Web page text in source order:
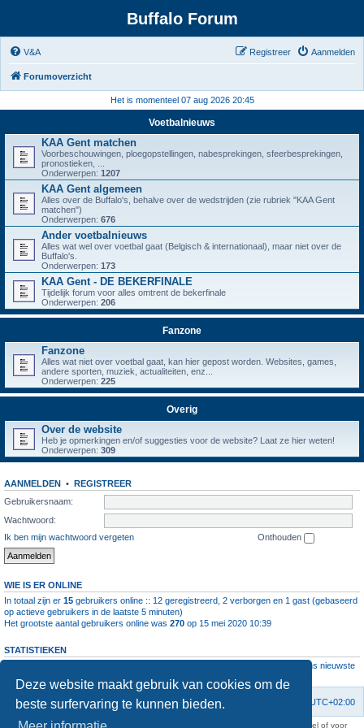
Deze website maakt gebruik van cookies om de
beste surfervaring te kunnen bieden.
Buffalo Forum
V&A Aanmelden
Registreer
Forumoverzicht
Het is momenteel 07 aug 2026 20:45
Voetbalnieuws
KAA Gent matchen
Voorbeschouwingen, ploegopstellingen, nabesprekingen, sfeerbesprekingen,
pronostieken, ...
Onderwerpen: 1207
KAA Gent algemeen
Alles over de Buffalo's, behalve over de wedstrijden (zie rubriek "KAA Gent
matchen")
Onderwerpen: 676
Ander voetbalnieuws
Alles wat wel over voetbal gaat (Belgisch & internationaal), maar niet over de
Buffalo's.
Onderwerpen: 173
KAA Gent - DE BEKERFINALE
Tijdelijk forum voor alles omtrent de bekerfinale
Onderwerpen: 206
Fanzone
Fanzone
Alles wat niet over voetbal gaat, kan hier gepost worden. Websites, games,
andere sporten, muziek, actualiteiten, enz...
Onderwerpen: 225
Overig
Over de website
Heb je opmerkingen en/of suggesties voor de website? Laat ze hier weten!
Onderwerpen: 309
AANMELDEN • REGISTREER
Gebruikersnaam:
Wachtwoord:
Ik ben mijn wachtwoord vergeten
Onthouden
WIE IS ER ONLINE
In totaal zijn er 15 gebruikers online :: 12 geregistreerd, 2 verborgen en 1 gast (gebaseerd
op actieve gebruikers in de laatste 5 minuten)
Het grootste aantal gebruikers online was 270 op 15 mei 2020 10:39
STATISTIEKEN
• Ons nieuwste
Forumoverzicht UTC+02:00
Verwijder cookies
Contact
KAA Gent kan nooit aansprakelijk worden gesteld voor om het even welk nadeel of voor